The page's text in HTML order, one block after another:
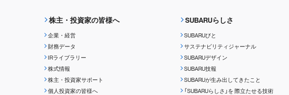
株主・投資家の皆様へ
企業・経営
財務データ
IRライブラリー
株式情報
株主・投資家サポート
個人投資家の皆様へ
SUBARUらしさ
SUBARUびと
サステナビリティジャーナル
SUBARUデザイン
SUBARU技報
SUBARUが生み出してきたこと
「SUBARUらしさ」を 際立たせる技術